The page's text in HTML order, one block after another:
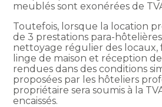
meublés sont exonérées de
Toutefois, lorsque la location
de 3 prestations para-
nettoyage régulier des
linge de maison et réception
rendues dans des conditions
proposées par les hôteliers
propriétaire sera soumis à la
encaissés.